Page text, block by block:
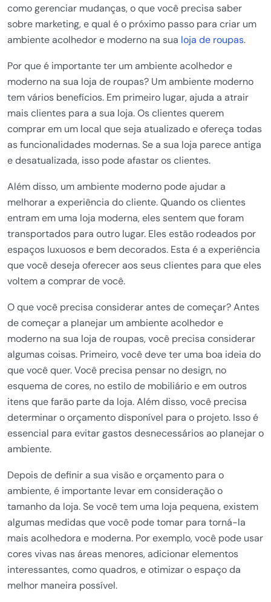
como gerenciar mudanças, o que você precisa saber
sobre marketing, e qual é o próximo passo para criar um
ambiente acolhedor e moderno na sua loja de roupas.
Por que é importante ter um ambiente acolhedor e
moderno na sua loja de roupas? Um ambiente moderno
tem vários benefícios. Em primeiro lugar, ajuda a atrair
mais clientes para a sua loja. Os clientes querem
comprar em um local que seja atualizado e ofereça todas
as funcionalidades modernas. Se a sua loja parece antiga
e desatualizada, isso pode afastar os clientes.
Além disso, um ambiente moderno pode ajudar a
melhorar a experiência do cliente. Quando os clientes
entram em uma loja moderna, eles sentem que foram
transportados para outro lugar. Eles estão rodeados por
espaços luxuosos e bem decorados. Esta é a experiência
que você deseja oferecer aos seus clientes para que eles
voltem a comprar de você.
O que você precisa considerar antes de começar? Antes
de começar a planejar um ambiente acolhedor e
moderno na sua loja de roupas, você precisa considerar
algumas coisas. Primeiro, você deve ter uma boa ideia do
que você quer. Você precisa pensar no design, no
esquema de cores, no estilo de mobiliário e em outros
itens que farão parte da loja. Além disso, você precisa
determinar o orçamento disponível para o projeto. Isso é
essencial para evitar gastos desnecessários ao planejar o
ambiente.
Depois de definir a sua visão e orçamento para o
ambiente, é importante levar em consideração o
tamanho da loja. Se você tem uma loja pequena, existem
algumas medidas que você pode tomar para torná-la
mais acolhedora e moderna. Por exemplo, você pode usar
cores vivas nas áreas menores, adicionar elementos
interessantes, como quadros, e otimizar o espaço da
melhor maneira possível.